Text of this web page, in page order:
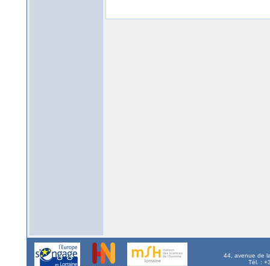
44, avenue de
Tél. :